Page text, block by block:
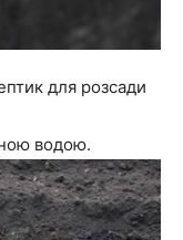
для розсади
водою.